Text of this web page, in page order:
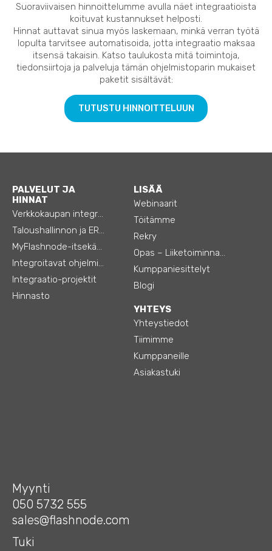
Suoraviivaisen hinnoittelumme avulla näet integraatioista
koituvat kustannukset helposti.
Hinnat auttavat sinua myös laskemaan, minkä verran työtä
lopulta tarvitsee automatisoida, jotta integraatio maksaa
itsensä takaisin. Katso taulukosta mitä toimintoja,
tiedonsiirtoja ja palveluja tämän ohjelmistoparin mukaiset
paketit sisältävät:
TUTUSTU HINNOITTELUUN
PALVELUT JA
HINNAT
Verkkokaupan integraatiot
Taloushallinnon ja ERP:n integraatiot
MyFlashnode-itsekäyttö-automaatio
Integroitavat ohjelmistot
Integraatio-projektit
Hinnasto
LISÄÄ
Webinaarit
Töitämme
Rekry
Opas – Liiketoiminnan tehostamiseen
Kumppaniesittelyt
Blogi
YHTEYS
Yhteystiedot
Tiimimme
Kumppaneille
Asiakastuki
Myynti
050 5732 555
sales@flashnode.com
Tuki